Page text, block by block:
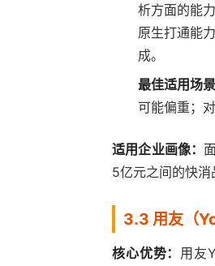
析方面的能
原生打通能
成。
最佳适用场
可能偏重；
适用企业画像：
5亿元之间的快消
3.3 用友（
核心优势： 用友